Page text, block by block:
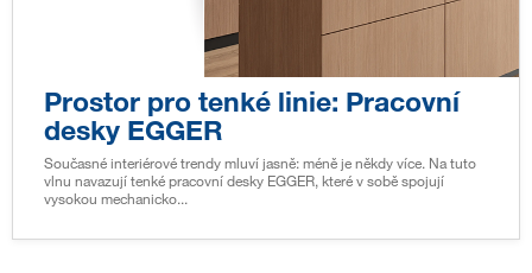
Prostor pro tenké linie: Pracovní
desky EGGER
Současné interiérové trendy mluví jasně: méně je někdy více. Na tuto
vlnu navazují tenké pracovní desky EGGER, které v sobě spojují
vysokou mechanicko...